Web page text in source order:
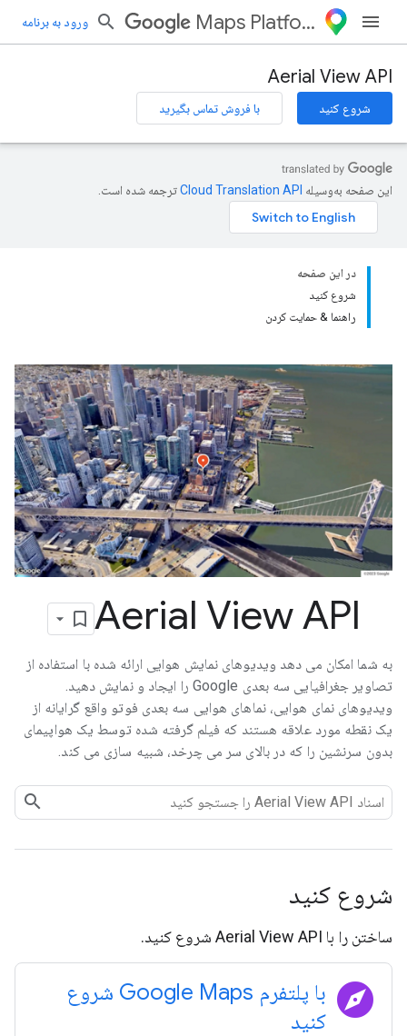
Maps Platform ورود به برنامه
Aerial View API
شروع کنید با فروش تماس بگیرید
این صفحه به‌وسیله ترجمه شده است.
در این صفحه
شروع کنید
راهنما & حمایت کردن
Aerial View API
به شما امکان می دهد ویدیوهای نمایش هوایی ارائه شده با استفاده از
تصاویر جغرافیایی سه بعدی Google را ایجاد و نمایش دهید.
ویدیوهای نمای هوایی، نماهای هوایی سه بعدی فوتو واقع گرایانه از
یک نقطه مورد علاقه هستند که فیلم گرفته شده توسط یک هواپیمای
بدون سرنشین را که در بالای سر می چرخد، شبیه سازی می کند.
شروع کنید
ساختن را با Aerial View API شروع کنید.
explore
با پلتفرم Google Maps شروع
کنید